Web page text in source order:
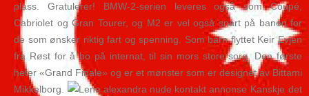
plass. Gratulerer! BMW-2-serien leveres også som Coupé,
Cabriolet og Gran Tourer, og M2 er vel også snart på banen for
de som ønsker riktig fart og spenning. Som barn flyttet Keir Evjen
fra Røst for å bo på internat, til sin mors store sorg. Den første
heter «Grand Finale» og er et mønster som er designet av Bittami
Mikkelborg.
Kanskje det